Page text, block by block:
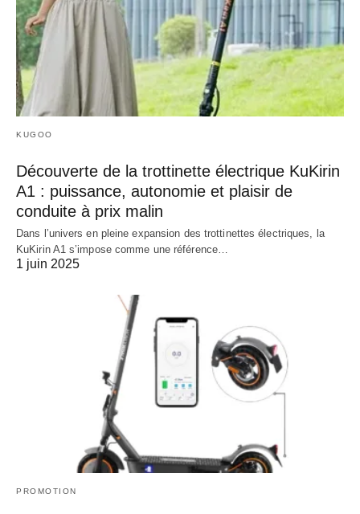
KUGOO
Découverte de la trottinette électrique KuKirin
A1 : puissance, autonomie et plaisir de
conduite à prix malin
Dans l’univers en pleine expansion des trottinettes électriques, la
KuKirin A1 s’impose comme une référence…
1 juin 2025
PROMOTION